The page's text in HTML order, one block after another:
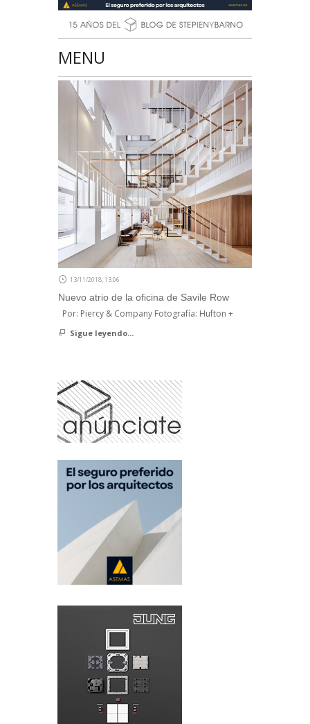
MENU
13/11/2018, 13:06
Nuevo atrio de la oficina de Savile Row
Por: Piercy & Company Fotografía: Hufton +
Sigue leyendo...